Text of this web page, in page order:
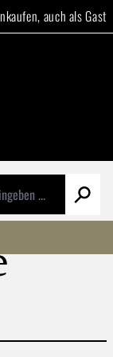
auch als Gast
Gesamtwert